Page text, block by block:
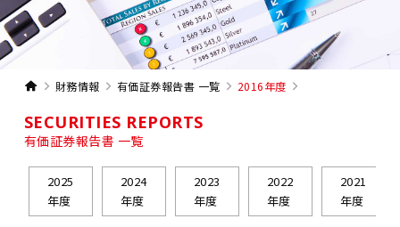
財務情報 有価証券報告書 一覧 2016年度
SECURITIES REPORTS
有価証券報告書 一覧
2025
年度
2024
年度
2023
年度
2022
年度
2021
年度